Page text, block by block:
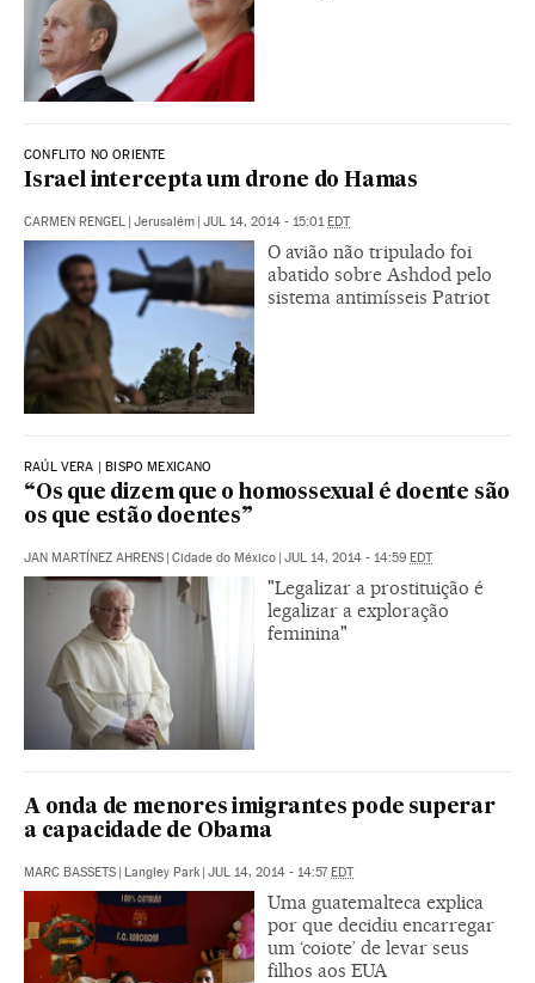
CONFLITO NO ORIENTE
Israel intercepta um drone do Hamas
CARMEN RENGEL | Jerusalém | JUL 14, 2014 - 15:01EDT
O avião não tripulado foi
abatido sobre Ashdod pelo
sistema antimísseis Patriot
RAÚL VERA | BISPO MEXICANO
“Os que dizem que o homossexual é doente são
os que estão doentes”
JAN MARTÍNEZ AHRENS | Cidade do México | JUL 14, 2014 - 14:59 EDT
"Legalizar a prostituição é
legalizar a exploração
feminina"
A onda de menores imigrantes pode superar
a capacidade de Obama
MARC BASSETS | Langley Park | JUL 14, 2014 - 14:57EDT
Uma guatemalteca explica
por que decidiu encarregar
um ‘coiote’ de levar seus
filhos aos EUA